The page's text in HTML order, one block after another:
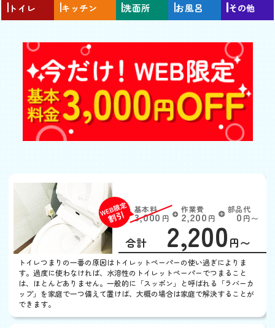
トイレ キッチン 洗面所 お風呂 その他
基本料
3,000 円 W
EB
限
定
割
引
作業費
2,200 円
部品代
0円〜
合計 2,200 円〜
トイレつまりの一番の原因はトイレットペーパーの使い過ぎによりま
す。過度に使わなければ、水溶性のトイレットペーパーでつまること
は、ほとんどありません。一般的に「スッポン」と呼ばれる「ラバーカ
ップ」を家庭で一つ備えて置けば、大概の場合は家庭で解決することが
できます。